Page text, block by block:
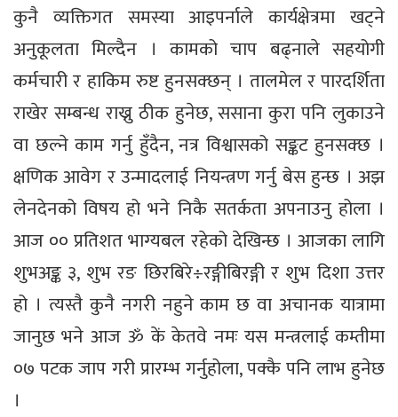
कुनै व्यक्तिगत समस्या आइपर्नाले कार्यक्षेत्रमा खट्ने
अनुकूलता मिल्दैन । कामको चाप बढ्नाले सहयोगी
कर्मचारी र हाकिम रुष्ट हुनसक्छन् । तालमेल र पारदर्शिता
राखेर सम्बन्ध राख्नु ठीक हुनेछ, ससाना कुरा पनि लुकाउने
वा छल्ने काम गर्नु हुँदैन, नत्र विश्वासको सङ्कट हुनसक्छ ।
क्षणिक आवेग र उन्मादलाई नियन्त्रण गर्नु बेस हुन्छ । अझ
लेनदेनको विषय हो भने निकै सतर्कता अपनाउनु होला ।
आज ०० प्रतिशत भाग्यबल रहेको देखिन्छ । आजका लागि
शुभअङ्क ३, शुभ रङ छिरबिरे÷रङ्गीबिरङ्गी र शुभ दिशा उत्तर
हो । त्यस्तै कुनै नगरी नहुने काम छ वा अचानक यात्रामा
जानुछ भने आज ॐ कें केतवे नमः यस मन्त्रलाई कम्तीमा
०७ पटक जाप गरी प्रारम्भ गर्नुहोला, पक्कै पनि लाभ हुनेछ
।